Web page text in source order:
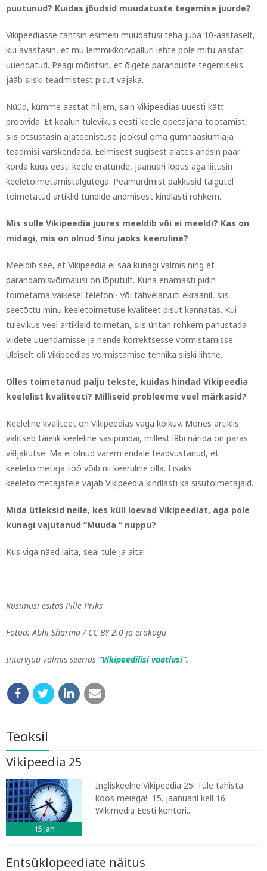
puutunud? Kuidas jõudsid muudatuste tegemise juurde?
Vikipeediasse tahtsin esimesi muudatusi teha juba 10-aastaselt,
kui avastasin, et mu lemmikkorvpalluri lehte pole mitu aastat
uuendatud. Peagi mõistsin, et õigete paranduste tegemiseks
jääb siiski teadmistest pisut vajaka.
Nüüd, kümme aastat hiljem, sain Vikipeedias uuesti kätt
proovida. Et kaalun tulevikus eesti keele õpetajana töötamist,
siis otsustasin ajateenistuse jooksul oma gümnaasiumiaja
teadmisi värskendada. Eelmisest sügisest alates andsin paar
korda kuus eesti keele eratunde, jaanuari lõpus aga liitusin
keeletoimetamistalgutega. Peamurdmist pakkusid talgutel
toimetatud artiklid tundide andmisest kindlasti rohkem.
Mis sulle Vikipeedia juures meeldib või ei meeldi? Kas on
midagi, mis on olnud Sinu jaoks keeruline?
Meeldib see, et Vikipeedia ei saa kunagi valmis ning et
parandamisvõimalusi on lõputult. Kuna enamasti pidin
toimetama väikesel telefoni- või tahvelarvuti ekraanil, siis
seetõttu minu keeletoimetuse kvaliteet pisut kannatas. Kui
tulevikus veel artikleid toimetan, siis üritan rohkem panustada
viidete uuendamisse ja nende korrektsesse vormistamisse.
Üldiselt oli Vikipeedias vormistamise tehnika siiski lihtne.
Olles toimetanud palju tekste, kuidas hindad Vikipeedia
keelelist kvaliteeti? Milliseid probleeme veel märkasid?
Keeleline kvaliteet on Vikipeedias väga kõikuv. Mõnes artiklis
valitseb täielik keeleline sasipundar, millest läbi närida on paras
väljakutse. Ma ei olnud varem endale teadvustanud, et
keeletoimetaja töö võib nii keeruline olla. Lisaks
keeletoimetajatele vajab Vikipeedia kindlasti ka sisutoimetajaid.
Mida ütleksid neile, kes küll loevad Vikipeediat, aga pole
kunagi vajutanud “Muuda “ nuppu?
Kus viga näed laita, seal tule ja aita!
Küsimusi esitas Pille Priks
Fotod: Abhi Sharma / CC BY 2.0 ja erakogu
Intervjuu valmis seerias “Vikipeedilisi vaatlusi“.
Teoksil
Vikipeedia 25
15 Jan
Ingliskeelne Vikipeedia 25! Tule tähista
koos meiega! 15. jaanuaril kell 16
Wikimedia Eesti kontori...
Entsüklopeediate näitus